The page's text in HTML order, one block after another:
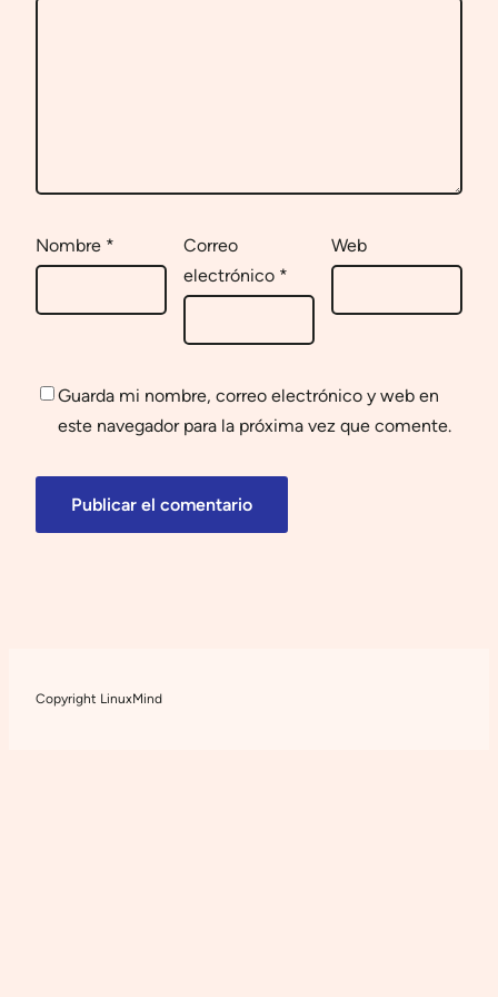
Nombre *
Correo
electrónico *
Web
Guarda mi nombre, correo electrónico y web en
este navegador para la próxima vez que comente.
Copyright LinuxMind